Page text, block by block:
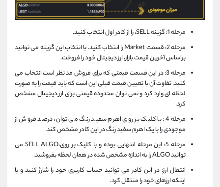
مرحله 1: گزینه SELL، را از کادر اول انتخاب کنید.
مرحله 2: قسمت Market را انتخاب کنید. با انتخاب این گزینه می توانید
براساس آخرین قیمت بازار، ارز دیجیتال خود را فروخت.
مرحله 3: در این قسمت قیمتی که برای فروش مد نظر است انتخاب می
کنید. تفاوت آن با تعیین قیمت قبلی این است که باید قیمت را به صورت
لحظه ای وارد کرد و نمی توان محدوده قیمتی برای ارز دیجیتال مشخص
کرد.
مرحله 4: با کلیک بر روی اهرم سفید رنگ می توان، درصد فروش از
موجودی را با یک اهرم سفید رنگ در این کادر مشخص کند.
مرحله 5: این مرحله انتهایی بوده و با کلیک بر روی،SELL ALGO می
توانید ALGO را به اندازه مشخص شده در همان لحظه بفروشید.
انتقال ارز: در این کادر می توانید حساب کاربری خود را شارژ کنید و یا
اینکه ارزهای خود را منتقل کرد.